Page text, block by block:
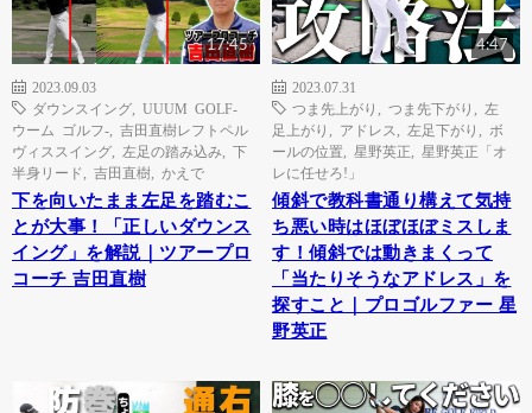
17:45
2023.09.03
ダウンスイング
UUUM GOLF-
ウーム ゴルフ-
吉田直樹レフトペル
ヴィススイング
左足の踏み込み
下
半身リード
吉田直樹 かえで
下を向いたまま左足を踏むこ
とが大事！「正しいダウンス
イング」を解説｜ツアープロ
コーチ 吉田直樹
4:47
2023.07.31
つま先上がり
つま先下がり
左
足上がり
アドレス 左足下がり
ボ
ールの位置
星野英正
星野英正「オ
レに任せろ!」
傾斜で教科書通り構えて気持
ち悪い時はほぼほぼミスしま
す！傾斜では動きまくって
「当たりそうなアドレス」を
探すこと｜プロゴルファー 星
野英正